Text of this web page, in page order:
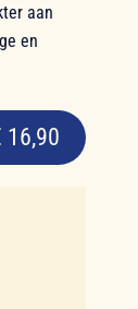
aan
en
16,90